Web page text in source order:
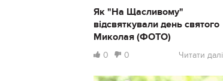
Як "На Щасливому"
відсвяткували день святого
Миколая (ФОТО)
0 0 Читати далі